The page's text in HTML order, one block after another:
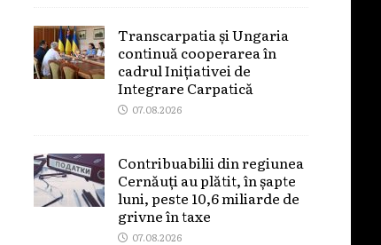
Transcarpatia și Ungaria
continuă cooperarea în
cadrul Inițiativei de
Integrare Carpatică
07.08.2026
Contribuabilii din regiunea
Cernăuți au plătit, în șapte
luni, peste 10,6 miliarde de
grivne în taxe
07.08.2026